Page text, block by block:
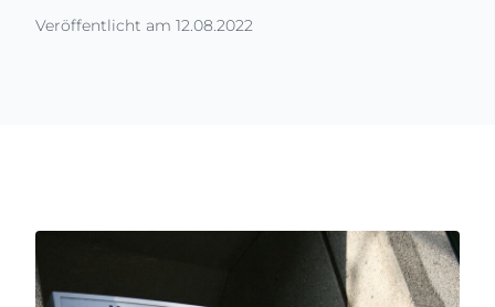
Veröffentlicht am 12.08.2022